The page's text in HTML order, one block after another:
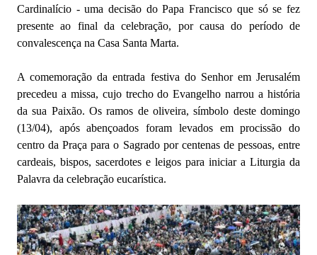
Cardinalício - uma decisão do Papa Francisco que só se fez
presente ao final da celebração, por causa do período de
convalescença na Casa Santa Marta.
A comemoração da entrada festiva do Senhor em Jerusalém
precedeu a missa, cujo trecho do Evangelho narrou a história
da sua Paixão. Os ramos de oliveira, símbolo deste domingo
(13/04), após abençoados foram levados em procissão do
centro da Praça para o Sagrado por centenas de pessoas, entre
cardeais, bispos, sacerdotes e leigos para iniciar a Liturgia da
Palavra da celebração eucarística.